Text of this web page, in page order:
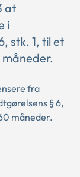
at
i
stk. 1, til et
fra
§ 6,
måneder.